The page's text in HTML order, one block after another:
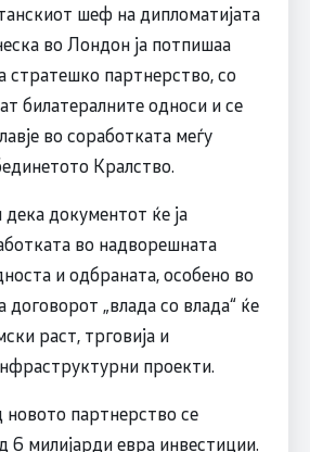
шеф на дипломатијата
во Лондон ја потпишаа
стратешко партнерство, со
билатералните односи и се
во соработката меѓу
Кралство.
документот ќе ја
во надворешната
и одбраната, особено во
„влада со влада“ ќе
раст, трговија и
проекти.
новото партнерство се
6 милијарди евра инвестиции.